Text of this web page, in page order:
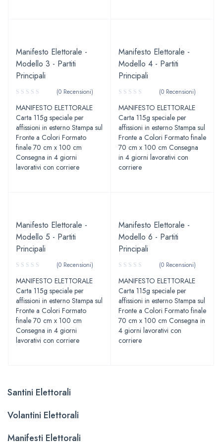
Santini Elettorali
Volantini Elettorali
Manifesti Elettorali
Manifesto Elettorale -
Modello 3 - Partiti
Principali
(0 Recensioni)
MANIFESTO ELETTORALE
Carta 115g speciale per
affissioni in esterno Stampa sul
Fronte a Colori Formato
finale 70 cm x 100 cm
Consegna in 4 giorni
lavorativi con corriere
Manifesto Elettorale -
Modello 4 - Partiti
Principali
(0 Recensioni)
MANIFESTO ELETTORALE
Carta 115g speciale per
affissioni in esterno Stampa sul
Fronte a Colori Formato finale
70 cm x 100 cm Consegna
in 4 giorni lavorativi con
corriere
Manifesto Elettorale -
Modello 5 - Partiti
Principali
(0 Recensioni)
MANIFESTO ELETTORALE
Carta 115g speciale per
affissioni in esterno Stampa sul
Fronte a Colori Formato
finale 70 cm x 100 cm
Consegna in 4 giorni
lavorativi con corriere
Manifesto Elettorale -
Modello 6 - Partiti
Principali
(0 Recensioni)
MANIFESTO ELETTORALE
Carta 115g speciale per
affissioni in esterno Stampa sul
Fronte a Colori Formato finale
70 cm x 100 cm Consegna in
4 giorni lavorativi con
corriere